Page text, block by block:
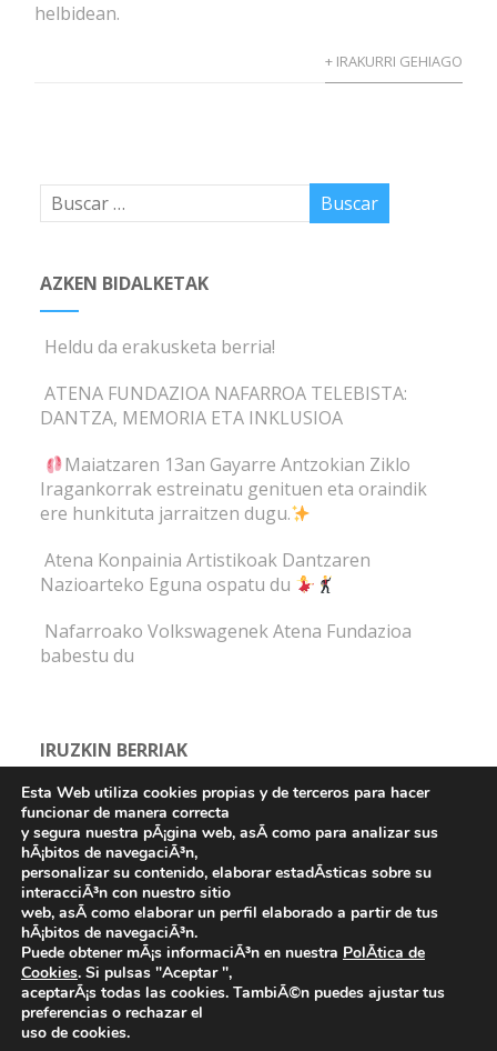
helbidean.
+ IRAKURRI GEHIAGO
AZKEN BIDALKETAK
Heldu da erakusketa berria!
ATENA FUNDAZIOA NAFARROA TELEBISTA:
DANTZA, MEMORIA ETA INKLUSIOA
Maiatzaren 13an Gayarre Antzokian Ziklo
Iragankorrak estreinatu genituen eta oraindik
ere hunkituta jarraitzen dugu.
Atena Konpainia Artistikoak Dantzaren
Nazioarteko Eguna ospatu du
Nafarroako Volkswagenek Atena Fundazioa
babestu du
IRUZKIN BERRIAK
Fundación Atena -
Aviso legal y Política de privacidad Política de cookies
©2025 Todos los derechos reservados
Esta Web utiliza cookies propias y de terceros para hacer
funcionar de manera correcta
y segura nuestra pÃ¡gina web, asÃ­ como para analizar sus
hÃ¡bitos de navegaciÃ³n,
personalizar su contenido, elaborar estadÃ­sticas sobre su
interacciÃ³n con nuestro sitio
web, asÃ­ como elaborar un perfil elaborado a partir de tus
hÃ¡bitos de navegaciÃ³n.
Puede obtener mÃ¡s informaciÃ³n en nuestra PolÃ­tica de
Cookies. Si pulsas "Aceptar ",
aceptarÃ¡s todas las cookies. TambiÃ©n puedes ajustar tus
preferencias o rechazar el
uso de cookies.